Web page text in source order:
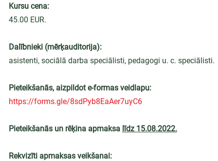
Kursu cena:
45.00 EUR.
Dalībnieki (mērķauditorija):
asistenti, sociālā darba speciālisti, pedagogi u. c. speciālisti.
Pieteikšanās, aizpildot e-formas veidlapu:
https://forms.gle/8sdPyb8EaAer7uyC6
Pieteikšanās un rēķina apmaksa līdz 15.08.2022.
Rekvizīti apmaksas veikšanai: